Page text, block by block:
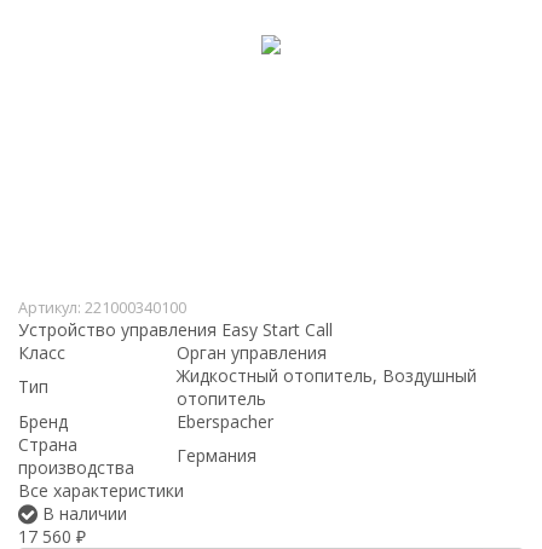
Артикул: 221000340100
Устройство управления Easy Start Call
Класс
Орган управления
Тип
Жидкостный отопитель, Воздушный
отопитель
Бренд
Eberspacher
Страна
производства
Германия
Все характеристики
В наличии
17 560 ₽